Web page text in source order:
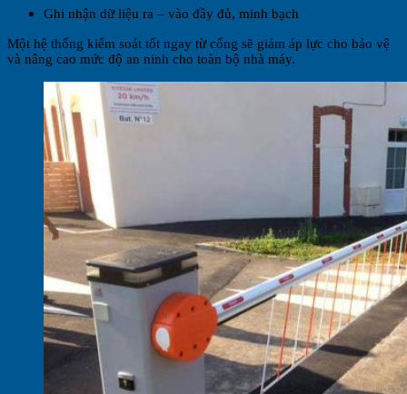
Ghi nhận dữ liệu ra – vào đầy đủ, minh bạch
Một hệ thống kiểm soát tốt ngay từ cổng sẽ giảm áp lực cho bảo vệ
và nâng cao mức độ an ninh cho toàn bộ nhà máy.